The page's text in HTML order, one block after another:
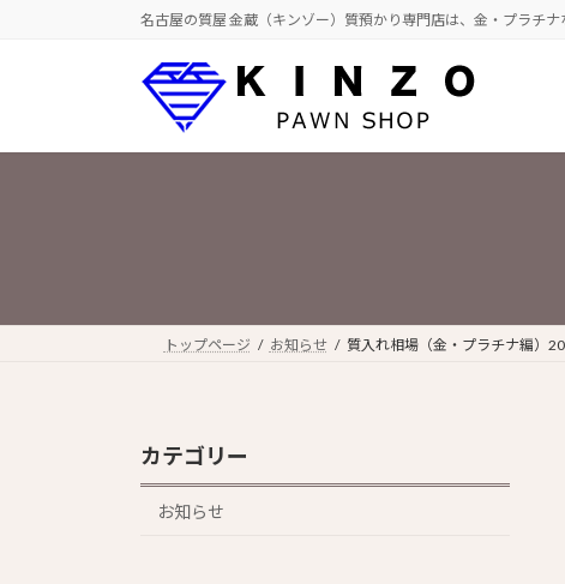
へ
ョ
名古屋の質屋 金蔵（キンゾー）質預かり専門店は、金・プラチ
トップページ お知らせ 質入れ相場（金・プラチナ編）
カテゴリー
お知らせ